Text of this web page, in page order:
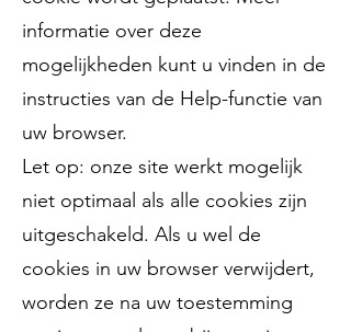
informatie over deze
mogelijkheden kunt u vinden in de
instructies van de Help-functie van
uw browser.
Let op: onze site werkt mogelijk
niet optimaal als alle cookies zijn
uitgeschakeld. Als u wel de
cookies in uw browser verwijdert,
worden ze na uw toestemming